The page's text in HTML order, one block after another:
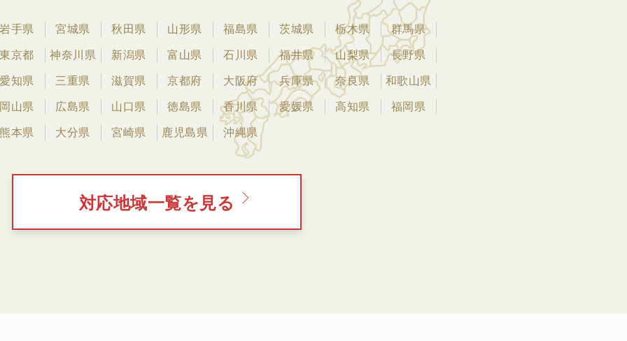
岩手県 宮城県 秋田県 山形県 福島県 茨城県 栃木県 群馬県
東京都 神奈川県 新潟県 富山県 石川県 福井県 山梨県 長野県
愛知県 三重県 滋賀県 京都府 大阪府 兵庫県 奈良県 和歌山県
岡山県 広島県 山口県 徳島県 香川県 愛媛県 高知県 福岡県
熊本県 大分県 宮崎県 鹿児島県 沖縄県
対応地域一覧を見る